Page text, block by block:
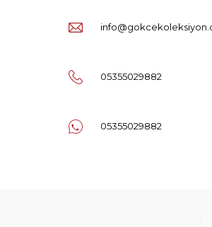
05355029882
05355029882